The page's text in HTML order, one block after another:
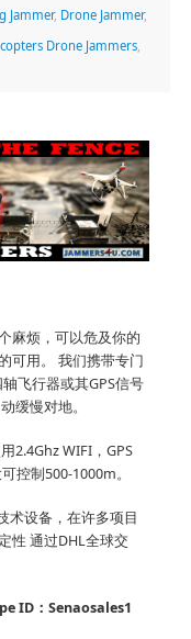
Jammer, Drone Jammer,
Drone Jammers,
麻烦，可以危及你的
可用。
我们携带专门
飞行器或其GPS信号
缓慢对地。
2.4Ghz WIFI，GPS
控制500-1000m。
术设备，在许多项目
性 通过DHL全球交
ID：Senaosales1